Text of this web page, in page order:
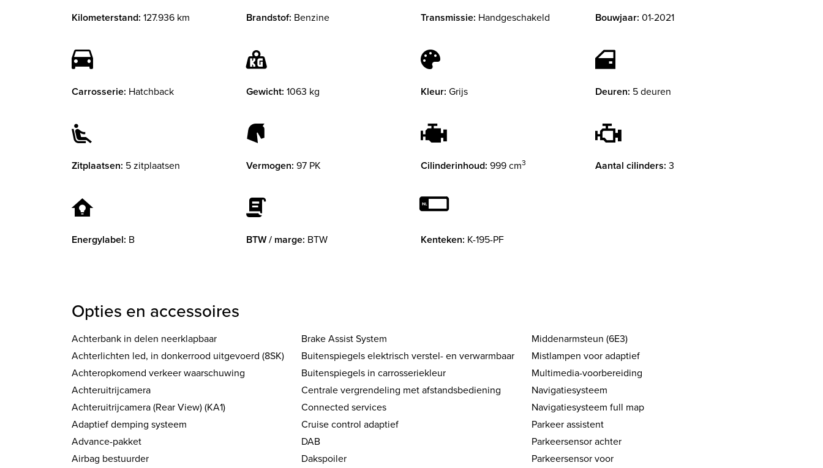
Kilometerstand: 127.936 km Brandstof: Benzine Transmissie: Handgeschakeld Bouwjaar: 01-2021
Carrosserie: Hatchback Gewicht: 1063 kg Kleur: Grijs Deuren: 5 deuren
Zitplaatsen: 5 zitplaatsen Vermogen: 97 PK Cilinderinhoud: 999 cm3 Aantal cilinders: 3
Energylabel: B BTW / marge: BTW Kenteken: K-195-PF
Opties en accessoires
Achterbank in delen neerklapbaar
Achterlichten led, in donkerrood uitgevoerd (8SK)
Achteropkomend verkeer waarschuwing
Achteruitrijcamera
Achteruitrijcamera (Rear View) (KA1)
Adaptief demping systeem
Advance-pakket
Airbag bestuurder
Brake Assist System
Buitenspiegels elektrisch verstel- en verwarmbaar
Buitenspiegels in carrosseriekleur
Centrale vergrendeling met afstandsbediening
Connected services
Cruise control adaptief
DAB
Dakspoiler
Middenarmsteun (6E3)
Mistlampen voor adaptief
Multimedia-voorbereiding
Navigatiesysteem
Navigatiesysteem full map
Parkeer assistent
Parkeersensor achter
Parkeersensor voor